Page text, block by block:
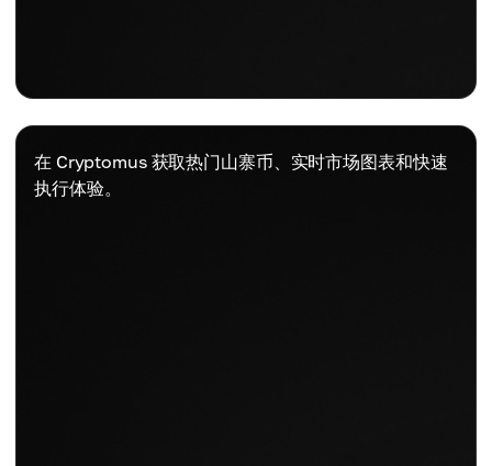
在 Cryptomus 获取热门山寨币、实时市场图表和快速
执行体验。